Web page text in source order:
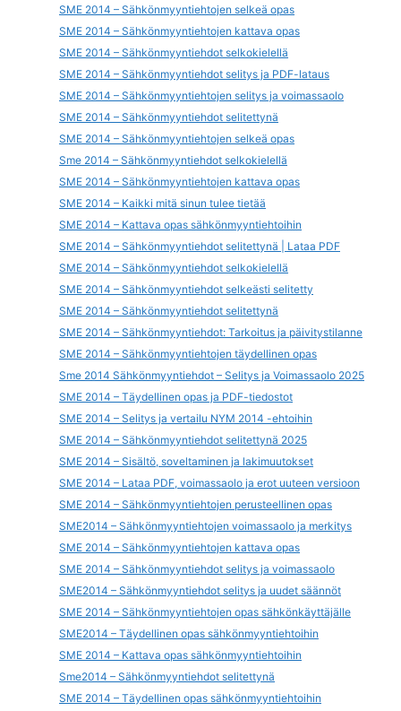
SME 2014 – Sähkönmyyntiehtojen selkeä opas
SME 2014 – Sähkönmyyntiehtojen kattava opas
SME 2014 – Sähkönmyyntiehdot selkokielellä
SME 2014 – Sähkönmyyntiehdot selitys ja PDF-lataus
SME 2014 – Sähkönmyyntiehtojen selitys ja voimassaolo
SME 2014 – Sähkönmyyntiehdot selitettynä
SME 2014 – Sähkönmyyntiehtojen selkeä opas
Sme 2014 – Sähkönmyyntiehdot selkokielellä
SME 2014 – Sähkönmyyntiehtojen kattava opas
SME 2014 – Kaikki mitä sinun tulee tietää
SME 2014 – Kattava opas sähkönmyyntiehtoihin
SME 2014 – Sähkönmyyntiehdot selitettynä | Lataa PDF
SME 2014 – Sähkönmyyntiehdot selkokielellä
SME 2014 – Sähkönmyyntiehdot selkeästi selitetty
SME 2014 – Sähkönmyyntiehdot selitettynä
SME 2014 – Sähkönmyyntiehdot: Tarkoitus ja päivitystilanne
SME 2014 – Sähkönmyyntiehtojen täydellinen opas
Sme 2014 Sähkönmyyntiehdot – Selitys ja Voimassaolo 2025
SME 2014 – Täydellinen opas ja PDF-tiedostot
SME 2014 – Selitys ja vertailu NYM 2014 -ehtoihin
SME 2014 – Sähkönmyyntiehdot selitettynä 2025
SME 2014 – Sisältö, soveltaminen ja lakimuutokset
SME 2014 – Lataa PDF, voimassaolo ja erot uuteen versioon
SME 2014 – Sähkönmyyntiehtojen perusteellinen opas
SME2014 – Sähkönmyyntiehtojen voimassaolo ja merkitys
SME 2014 – Sähkönmyyntiehtojen kattava opas
SME 2014 – Sähkönmyyntiehdot selitys ja voimassaolo
SME2014 – Sähkönmyyntiehdot selitys ja uudet säännöt
SME 2014 – Sähkönmyyntiehtojen opas sähkönkäyttäjälle
SME2014 – Täydellinen opas sähkönmyyntiehtoihin
SME 2014 – Kattava opas sähkönmyyntiehtoihin
Sme2014 – Sähkönmyyntiehdot selitettynä
SME 2014 – Täydellinen opas sähkönmyyntiehtoihin